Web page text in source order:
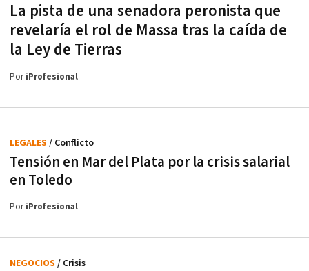
La pista de una senadora peronista que
revelaría el rol de Massa tras la caída de
la Ley de Tierras
PoriProfesional
Tensión en Mar del Plata por la crisis salarial
en Toledo
LEGALES / Conflicto
PoriProfesional
NEGOCIOS / Crisis